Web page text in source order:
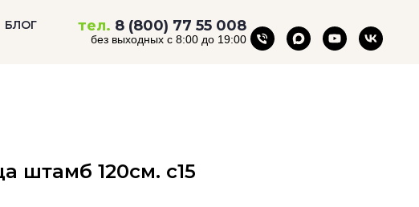
БЛОГ
тел. 8 (800) 77 55 008
без выходных с 8:00 до 19:00
штамб 120см. с15